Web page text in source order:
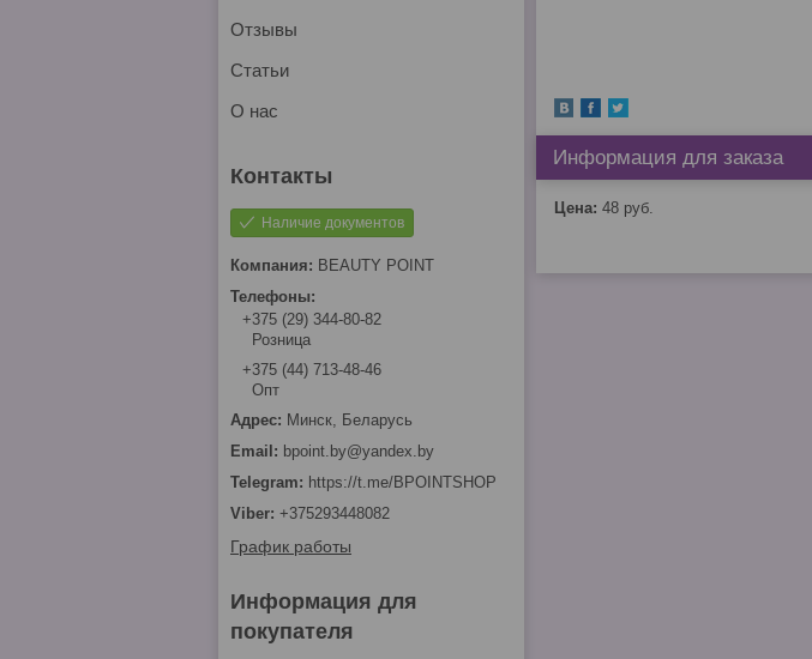
Информация для заказа
Цена: 48 руб.
Отзывы
Статьи
О нас
Наличие документов
BEAUTY POINT
+375 (29) 344-80-82
Розница
+375 (44) 713-48-46
Опт
Минск, Беларусь
bpoint.by@yandex.by
https://t.me/BPOINTSHOP
+375293448082
График работы
Информация для
покупателя